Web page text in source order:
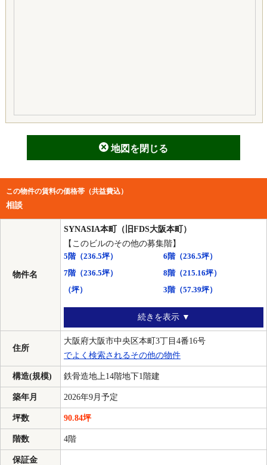
地図を閉じる
この物件の賃料の価格帯（共益費込）
相談
物件名
SYNASIA本町（旧FDS大阪本町）
【このビルのその他の募集階】
5階（236.5坪） 6階（236.5坪）
7階（236.5坪） 8階（215.16坪）
（坪）
3階（57.39坪）
続きを表示 ▼
住所
大阪府大阪市中央区本町3丁目4番16号
でよく検索されるその他の物件
構造(規模) 鉄骨造地上14階地下1階建
築年月 2026年9月予定
坪数 90.84坪
階数 4階
保証金